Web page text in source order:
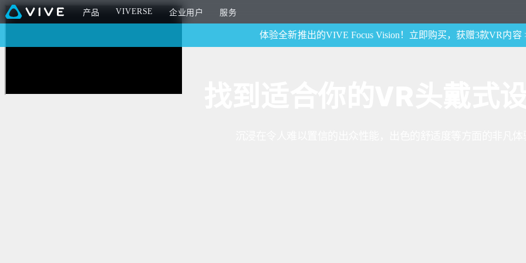
HTC
Vive
网
产品 VIVERSE 企业用户 服务
体验全新推出的VIVE Focus Vision！立即购买，获赠3款VR内容